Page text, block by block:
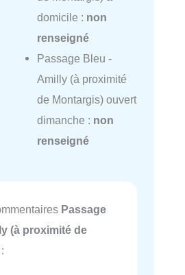
domicile : non
renseigné
Passage Bleu -
Amilly (à proximité
de Montargis) ouvert
dimanche : non
renseigné
Passage
(à proximité de
: